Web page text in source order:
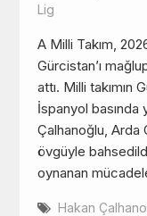
Lig
A Milli Takım,
Gürcistan’ı
attı. Milli takımın
İspanyol basında
Çalhanoğlu, Arda
övgüyle
oynanan
Hakan